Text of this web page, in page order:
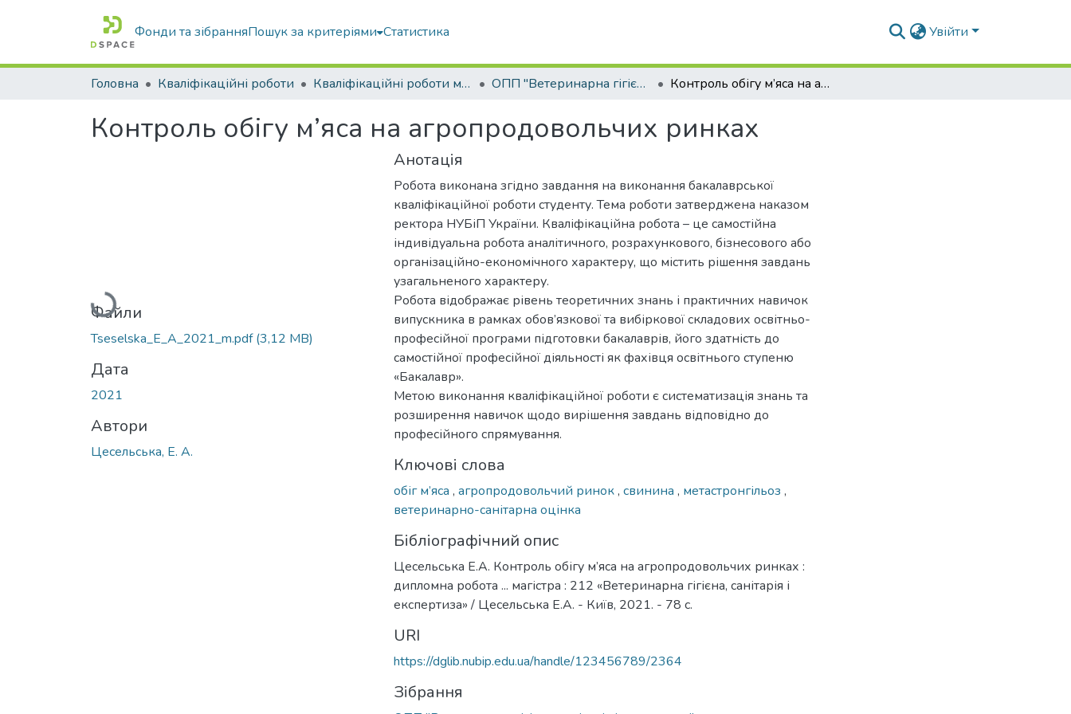
Фонди та зібранняПошук за критеріями Статистика Увійти
Головна Кваліфікаційні роботи Кваліфікаційні роботи магістрів ОПП "Ветеринарна гігієна, санітарія і експертиза" Контроль обігу м’яса на агропродовольчих ринках
Контроль обігу м’яса на агропродовольчих ринках
Вантажиться...
Файли
Tseselska_E_A_2021_m.pdf(3,12 MB)
Дата
2021
Автори
Цесельська, Е. А.
Анотація
Робота виконана згідно завдання на виконання бакалаврської
кваліфікаційної роботи студенту. Тема роботи затверджена наказом
ректора НУБіП України. Кваліфікаційна робота – це самостійна
індивідуальна робота аналітичного, розрахункового, бізнесового або
організаційно-економічного характеру, що містить рішення завдань
узагальненого характеру.
Робота відображає рівень теоретичних знань і практичних навичок
випускника в рамках обов’язкової та вибіркової складових освітньо-
професійної програми підготовки бакалаврів, його здатність до
самостійної професійної діяльності як фахівця освітнього ступеню
«Бакалавр».
Метою виконання кваліфікаційної роботи є систематизація знань та
розширення навичок щодо вирішення завдань відповідно до
професійного спрямування.
Ключові слова
обіг м’яса , агропродовольчий ринок, свинина , метастронгільоз ,
ветеринарно-санітарна оцінка
Бібліографічний опис
Цесельська Е.А. Контроль обігу м’яса на агропродовольчих ринках :
дипломна робота ... магістра : 212 «Ветеринарна гігієна, санітарія і
експертиза» / Цесельська Е.А. - Київ, 2021. - 78 с.
URI
https://dglib.nubip.edu.ua/handle/123456789/2364
Зібрання